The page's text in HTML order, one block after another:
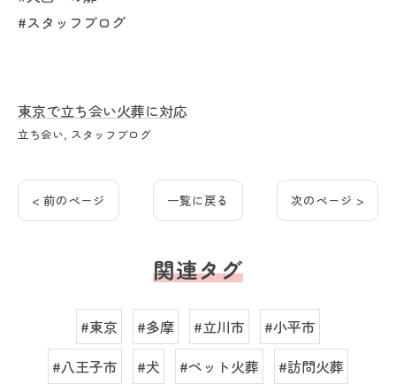
#スタッフブログ
東京で立ち会い火葬に対応
立ち会い スタッフブログ
< 前のページ 一覧に戻る 次のページ >
関連タグ
#東京 #多摩 #立川市
#小平市
#八王子市
#犬 #ペット火葬 #訪問火葬